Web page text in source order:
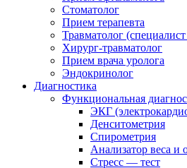
Стоматолог
Прием терапевта
Травматолог
Хирург-травматолог
Прием врача уролога
Эндокринолог
Диагностика
Функциональная
ЭКГ
Денситометрия
Спирометрия
Анализатор веса и
Стресс — тест